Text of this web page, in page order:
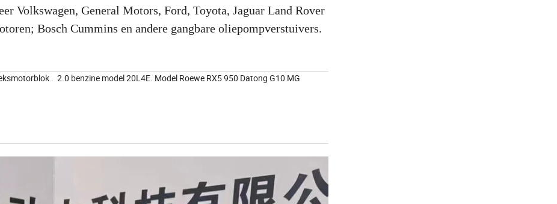
Volkswagen, General Motors, Ford, Toyota, Jaguar Land Rover
Bosch Cummins en andere gangbare oliepompverstuivers.
. 2.0 benzine model 20L4E. Model Roewe RX5 950 Datong G10 MG